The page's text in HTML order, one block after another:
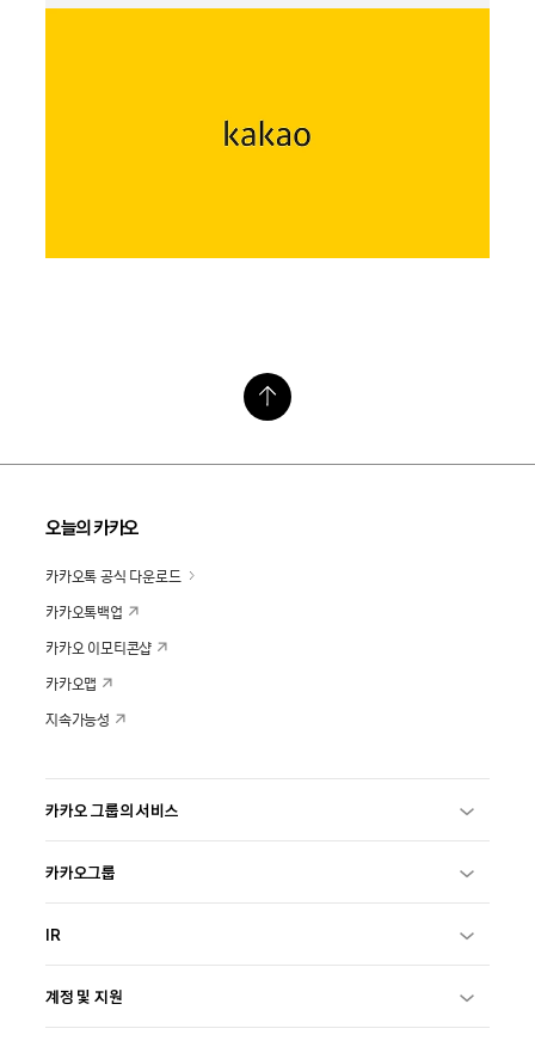
오늘의 카카오
카카오톡 공식 다운로드
카카오톡백업
카카오 이모티콘샵
카카오맵
지속가능성
카카오 그룹의 서비스
카카오그룹
IR
계정 및 지원